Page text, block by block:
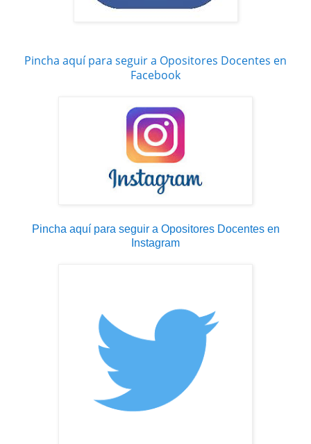
Pincha aquí para seguir a Opositores Docentes en
Facebook
Pincha aquí para seguir a Opositores Docentes en
Instagram